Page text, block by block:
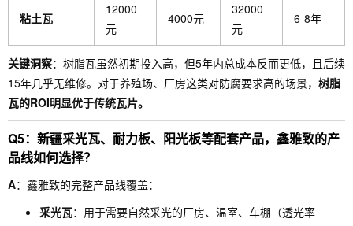
粘土瓦
12000
元
4000元
32000
元
6-8年
关键洞察：树脂瓦虽然初期投入高，但5年内总成本反而更低，且后续
15年几乎无维修。对于养殖场、厂房这类对防腐要求高的场景， 树脂
瓦的ROI明显优于传统瓦片。
Q5：新疆采光瓦、耐力板、阳光板等配套产品，鑫雅致的产
品线如何选择？
A：鑫雅致的完整产品线覆盖：
采光瓦：用于需要自然采光的厂房、温室、车棚（透光率